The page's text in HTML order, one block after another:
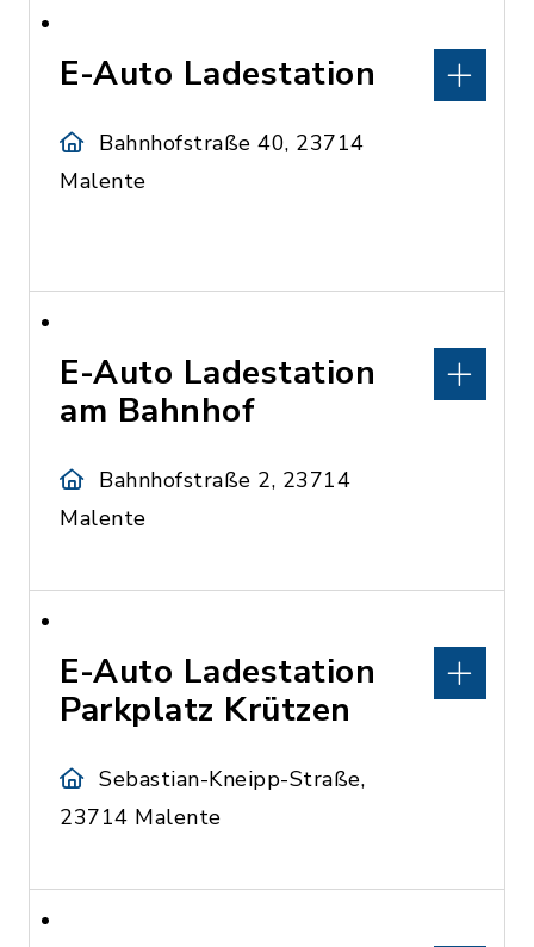
E-Auto Ladestation
Bahnhofstraße 40, 23714
Malente
E-Auto Ladestation
am Bahnhof
Bahnhofstraße 2, 23714
Malente
E-Auto Ladestation
Parkplatz Krützen
Sebastian-Kneipp-Straße,
23714 Malente